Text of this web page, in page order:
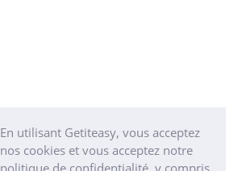
En utilisant Getiteasy, vous acceptez
nos cookies et vous acceptez notre
politique de confidentialité, y compris